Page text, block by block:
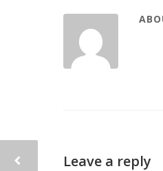
Leave a reply